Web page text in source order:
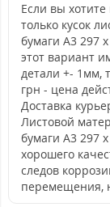
Если вы
только кусок
бумаги А3 297
этот вариант
детали +- 1мм,
грн - цена
Доставка
Листовой
бумаги А3 297
хорошего
следов
перемещения,